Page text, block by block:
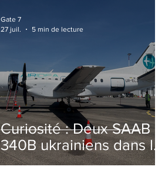
Curiosité : Deux SAAB
340B ukrainiens dans le
ciel Italien cet été
Gate 7
27 juil.
5 min de lecture